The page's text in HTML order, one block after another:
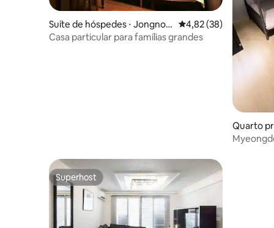
Suíte de hóspedes ⋅ Jongno-
gu
4,82 de uma
4,82 (38)
Casa particular para famílias grandes
Quarto
u
Superhost
Superhost